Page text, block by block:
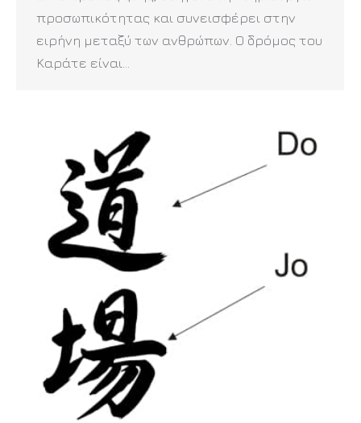
προσωπικότητας και συνεισφέρει στην
ειρήνη μεταξύ των ανθρώπων. Ο δρόμος του
Καράτε είναι…